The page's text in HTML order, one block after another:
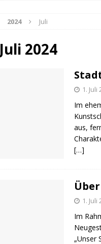
[ 28. Juli 2026 ]
[ 28. Juli 2026 ]
Stadt
2024 Juli
Juli 2024
1. Juli
Im
aus,
[…]
1. Juli
Im
„Unser